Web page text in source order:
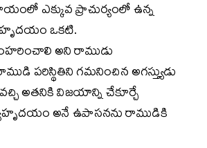
ఎక్కువ ప్రాచుర్యంలో ఉన్న
ఒకటి.
అని రాముడు
పరిస్థితిని గమనించిన అగస్త్యుడు
అతనికి విజయాన్ని చేకూర్చే
అనే ఉపాసనను రాముడికి